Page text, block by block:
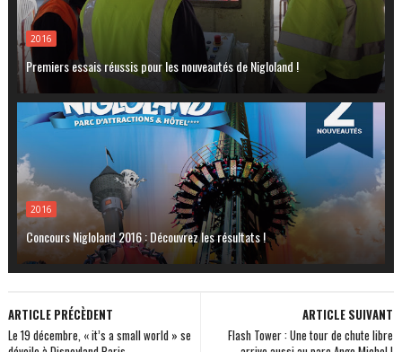
2016
Premiers essais réussis pour les nouveautés de Nigloland !
2016
Concours Nigloland 2016 : Découvrez les résultats !
ARTICLE SUIVANT
Flash Tower : Une tour de chute libre
ARTICLE PRÉCÈDENT
Le 19 décembre, « it’s a small world » se